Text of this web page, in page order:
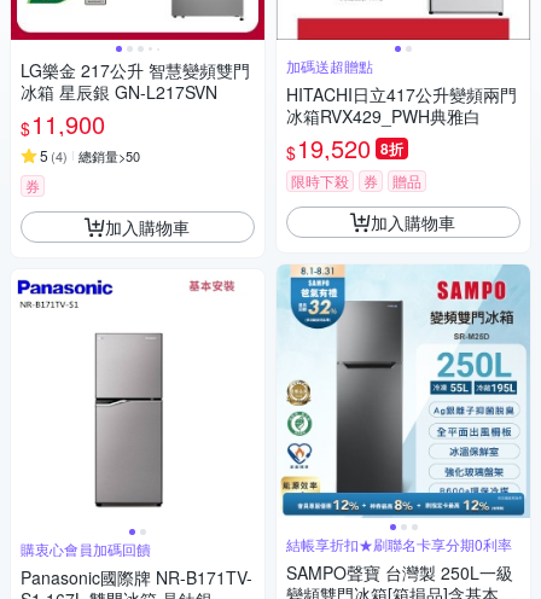
LG樂金 217公升 智慧變頻雙門
冰箱 星辰銀 GN-L217SVN
$11,900
5 (4) 總銷量>50
券
加入購物車
購衷心會員加碼回饋
Panasonic國際牌 NR-B171TV-
加碼送超贈點
HITACHI日立417公升變頻兩門
冰箱RVX429_PWH典雅白
$19,520 8折
限時下殺 券 贈品
加入購物車
結帳享折扣★刷聯名卡享分期0利率
SAMPO聲寶 台灣製 250L一級
變頻雙門冰箱[箱損品]含基本安